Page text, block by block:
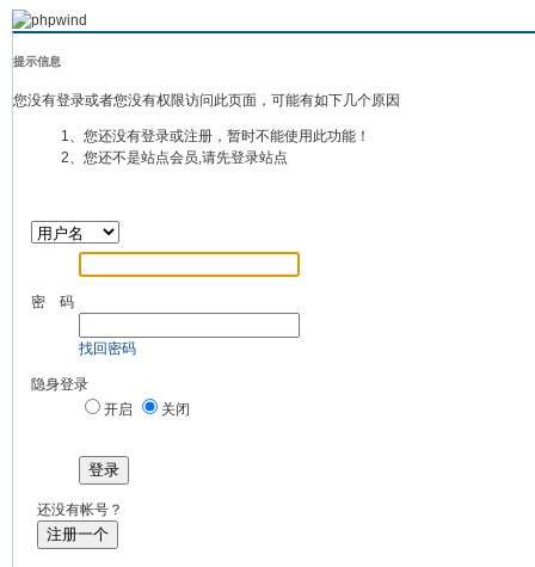
提示信息
您没有登录或者您没有权限访问此页面，可能有如下几个原因
1、您还没有登录或注册，暂时不能使用此功能！
2、您还不是站点会员,请先登录站点
密 码
找回密码
隐身登录
开启
关闭
登录
还没有帐号？
注册一个